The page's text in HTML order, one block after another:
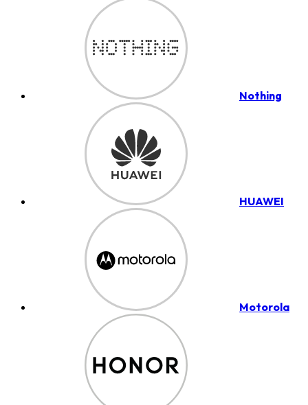
Nothing
HUAWEI
Motorola